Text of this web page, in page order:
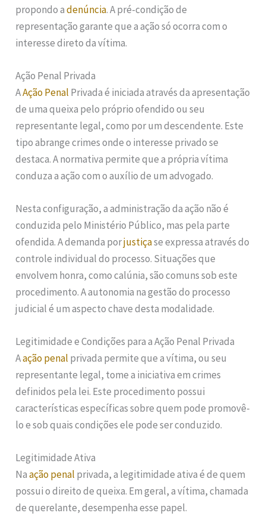
propondo adenúncia. A pré-condição de
representação garante que a ação só ocorra com o
interesse direto da vítima.
Ação Penal Privada
AAção Penal Privada é iniciada através da apresentação
de uma queixa pelo próprio ofendido ou seu
representante legal, como por um descendente. Este
tipo abrange crimes onde o interesse privado se
destaca. A normativa permite que a própria vítima
conduza a ação com o auxílio de um advogado.
Nesta configuração, a administração da ação não é
conduzida pelo Ministério Público, mas pela parte
ofendida. A demanda porjustiçase expressa através do
controle individual do processo. Situações que
envolvem honra, como calúnia, são comuns sob este
procedimento. A autonomia na gestão do processo
judicial é um aspecto chave desta modalidade.
Legitimidade e Condições para a Ação Penal Privada
Aação penal privada permite que a vítima, ou seu
representante legal, tome a iniciativa em crimes
definidos pela lei. Este procedimento possui
características específicas sobre quem pode promovê-
lo e sob quais condições ele pode ser conduzido.
Legitimidade Ativa
Naação penal privada, a legitimidade ativa é de quem
possui o direito de queixa. Em geral, a vítima, chamada
de querelante, desempenha esse papel.